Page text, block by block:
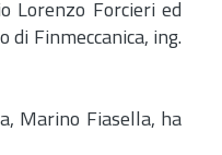
Lorenzo Forcieri ed
Finmeccanica, ing.
Marino Fiasella, ha